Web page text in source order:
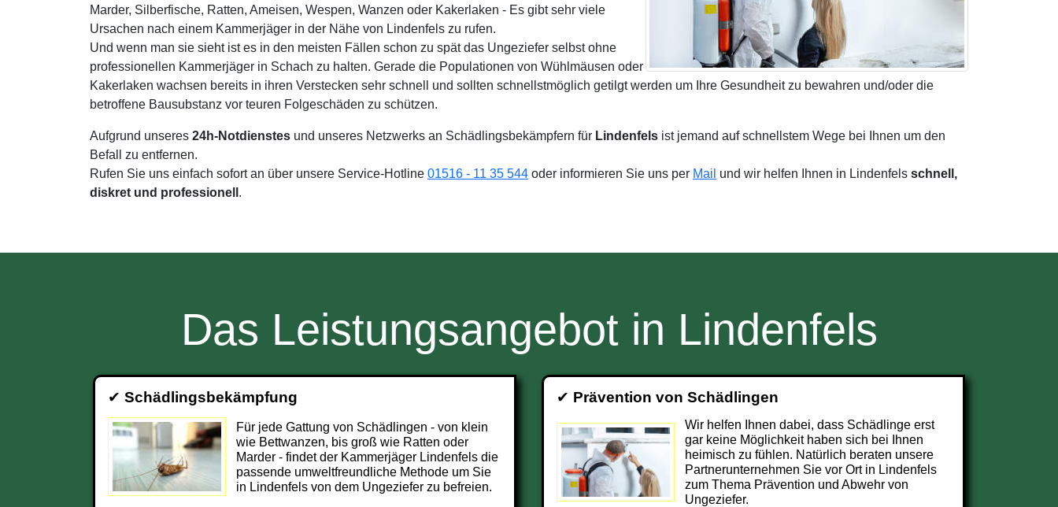
Marder, Silberfische, Ratten, Ameisen, Wespen, Wanzen oder Kakerlaken - Es gibt sehr viele
Ursachen nach einem Kammerjäger in der Nähe von Lindenfels zu rufen.
Und wenn man sie sieht ist es in den meisten Fällen schon zu spät das Ungeziefer selbst ohne
professionellen Kammerjäger in Schach zu halten. Gerade die Populationen von Wühlmäusen oder
Kakerlaken wachsen bereits in ihren Verstecken sehr schnell und sollten schnellstmöglich getilgt werden um Ihre Gesundheit zu bewahren und/oder die
betroffene Bausubstanz vor teuren Folgeschäden zu schützen.
Aufgrund unseres 24h-Notdienstes und unseres Netzwerks an Schädlingsbekämpfern für Lindenfels ist jemand auf schnellstem Wege bei Ihnen um den
Befall zu entfernen.
Rufen Sie uns einfach sofort an über unsere Service-Hotline 01516 - 11 35 544 oder informieren Sie uns per Mail und wir helfen Ihnen in Lindenfels schnell,
diskret und professionell .
Das Leistungsangebot in Lindenfels
✔ Schädlingsbekämpfung
Für jede Gattung von Schädlingen - von klein
wie Bettwanzen, bis groß wie Ratten oder
Marder - findet der Kammerjäger Lindenfels die
passende umweltfreundliche Methode um Sie
in Lindenfels von dem Ungeziefer zu befreien.
✔ Prävention von Schädlingen
Wir helfen Ihnen dabei, dass Schädlinge erst
gar keine Möglichkeit haben sich bei Ihnen
heimisch zu fühlen. Natürlich beraten unsere
Partnerunternehmen Sie vor Ort in Lindenfels
zum Thema Prävention und Abwehr von
Ungeziefer.